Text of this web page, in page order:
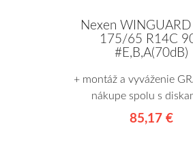
Nexen WINGUARD
175/65 R14C
#E,B,A(70dB)
+ montáž a vyváženie
nákupe spolu s
85,17 €